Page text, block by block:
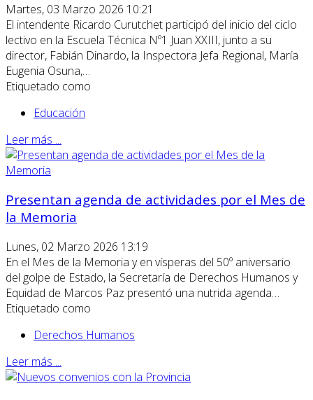
Martes, 03 Marzo 2026 10:21
El intendente Ricardo Curutchet participó del inicio del ciclo
lectivo en la Escuela Técnica Nº1 Juan XXIII, junto a su
director, Fabián Dinardo, la Inspectora Jefa Regional, María
Eugenia Osuna,…
Etiquetado como
Educación
Leer más ...
Presentan agenda de actividades por el Mes de
la Memoria
Lunes, 02 Marzo 2026 13:19
En el Mes de la Memoria y en vísperas del 50º aniversario
del golpe de Estado, la Secretaría de Derechos Humanos y
Equidad de Marcos Paz presentó una nutrida agenda…
Etiquetado como
Derechos Humanos
Leer más ...